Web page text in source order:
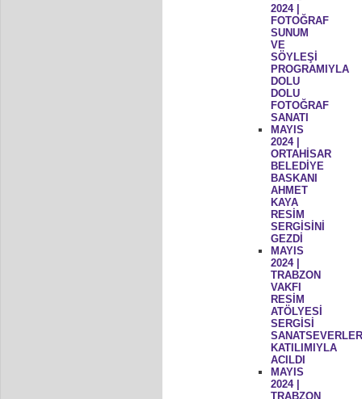
2024 |
FOTOĞRAF
SUNUM
VE
SÖYLEŞİ
PROGRAMIYLA
DOLU
DOLU
FOTOĞRAF
SANATI
MAYIS
2024 |
ORTAHİSAR
BELEDİYE
BASKANI
AHMET
KAYA
RESİM
SERGİSİNİ
GEZDİ
MAYIS
2024 |
TRABZON
VAKFI
RESİM
ATÖLYESİ
SERGİSİ
KATILIMIYLA
ACILDI
MAYIS
2024 |
TRABZON